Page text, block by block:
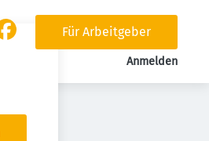
Für Arbeitgeber
Anmelden